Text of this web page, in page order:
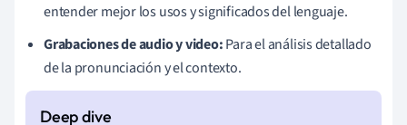
entender mejor los usos y significados del lenguaje.
Grabaciones de audio y video:Para el análisis detallado
de la pronunciación y el contexto.